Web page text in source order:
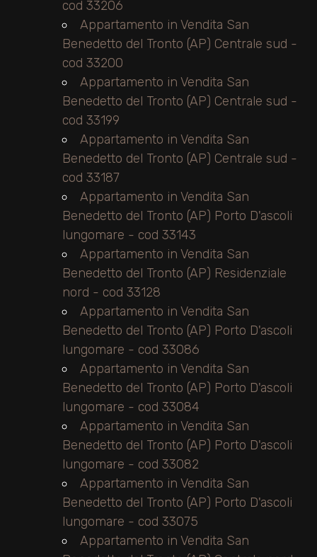
cod 33206
Appartamento in Vendita San
Benedetto del Tronto (AP) Centrale sud -
cod 33200
Appartamento in Vendita San
Benedetto del Tronto (AP) Centrale sud -
cod 33199
Appartamento in Vendita San
Benedetto del Tronto (AP) Centrale sud -
cod 33187
Appartamento in Vendita San
Benedetto del Tronto (AP) Porto D'ascoli
lungomare - cod 33143
Appartamento in Vendita San
Benedetto del Tronto (AP) Residenziale
nord - cod 33128
Appartamento in Vendita San
Benedetto del Tronto (AP) Porto D'ascoli
lungomare - cod 33086
Appartamento in Vendita San
Benedetto del Tronto (AP) Porto D'ascoli
lungomare - cod 33084
Appartamento in Vendita San
Benedetto del Tronto (AP) Porto D'ascoli
lungomare - cod 33082
Appartamento in Vendita San
Benedetto del Tronto (AP) Porto D'ascoli
lungomare - cod 33075
Appartamento in Vendita San